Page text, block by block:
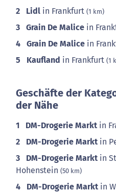
2 Lidl in Frankfurt (1 km)
3 Grain De Malice in
4 Grain De Malice in
5 Kaufland in Frankfurt (1
Geschäfte der
der Nähe
1 DM-Drogerie Markt in
2 DM-Drogerie Markt in
3 DM-Drogerie Markt in
Hohenstein (50 km)
4 DM-Drogerie Markt in